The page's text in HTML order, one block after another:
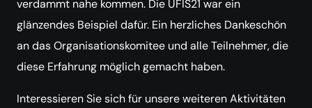
verdammt nahe kommen. Die UFIS21 war ein
glänzendes Beispiel dafür. Ein herzliches Dankeschön
an das Organisationskomitee und alle Teilnehmer, die
diese Erfahrung möglich gemacht haben.
Interessieren Sie sich für unsere weiteren Aktivitäten